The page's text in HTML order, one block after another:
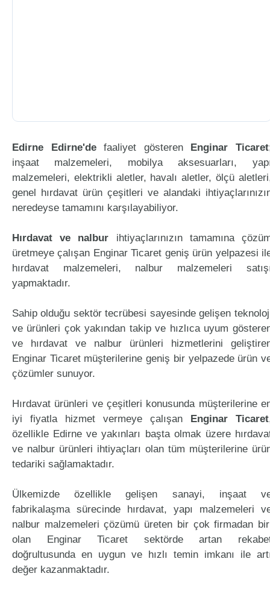
Edirne Edirne'defaaliyet gösteren Enginar Ticaret
inşaat malzemeleri, mobilya aksesuarları,
malzemeleri, elektrikli aletler, havalı aletler, ölçü
genel hırdavat ürün çeşitleri ve alandaki
neredeyse tamamını karşılayabiliyor.
Hırdavat ve nalbur ihtiyaçlarınızın tamamına
üretmeye çalışan Enginar Ticaret geniş ürün yelpazesi
hırdavat malzemeleri, nalbur malzemeleri
yapmaktadır.
Sahip olduğu sektör tecrübesi sayesinde gelişen
ve ürünleri çok yakından takip ve hızlıca uyum
ve hırdavat ve nalbur ürünleri hizmetlerini
Enginar Ticaret müşterilerine geniş bir yelpazede ürün
çözümler sunuyor.
Hırdavat ürünleri ve çeşitleri konusunda müşterilerine
iyi fiyatla hizmet vermeye çalışan Enginar Ticaret
özellikle Edirne ve yakınları başta olmak üzere
ve nalbur ürünleri ihtiyaçları olan tüm müşterilerine
tedariki sağlamaktadır.
Ülkemizde özellikle gelişen sanayi, inşaat
fabrikalaşma sürecinde hırdavat, yapı malzemeleri
nalbur malzemeleri çözümü üreten bir çok firmadan
olan Enginar Ticaret sektörde artan
doğrultusunda en uygun ve hızlı temin imkanı ile
değer kazanmaktadır.